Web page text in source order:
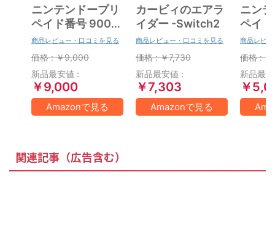
ニンテンドープリ
ペイド番号 9000
円|オンラインコー
ド版
商品レビュー・口コミを見る
価格 : ￥9,000
新品最安値 :
￥9,000
Amazonで見る
カービィのエアラ
イダー -Switch2
商品レビュー・口コミを見る
価格 : ￥7,730
新品最安値 :
￥7,303
Amazonで見る
ニン
ペイ
円|オ
ド版
商品レビ
価格 :
新品最
￥
関連記事（広告含む）